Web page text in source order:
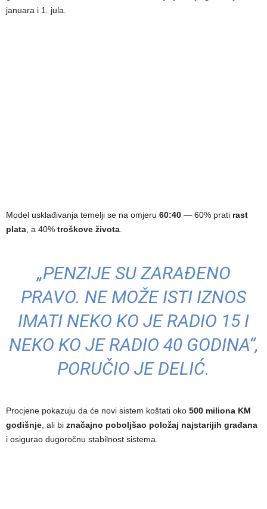
januara i 1. jula.
Model usklađivanja temelji se na omjeru 60:40 — 60% prati rast
plata, a 40% troškove života.
„PENZIJE SU ZARAĐENO
PRAVO. NE MOŽE ISTI IZNOS
IMATI NEKO KO JE RADIO 15 I
NEKO KO JE RADIO 40 GODINA“,
PORUČIO JE DELIĆ.
Procjene pokazuju da će novi sistem koštati oko 500 miliona KM
godišnje, ali bi značajno poboljšao položaj najstarijih građana
i osigurao dugoročnu stabilnost sistema.